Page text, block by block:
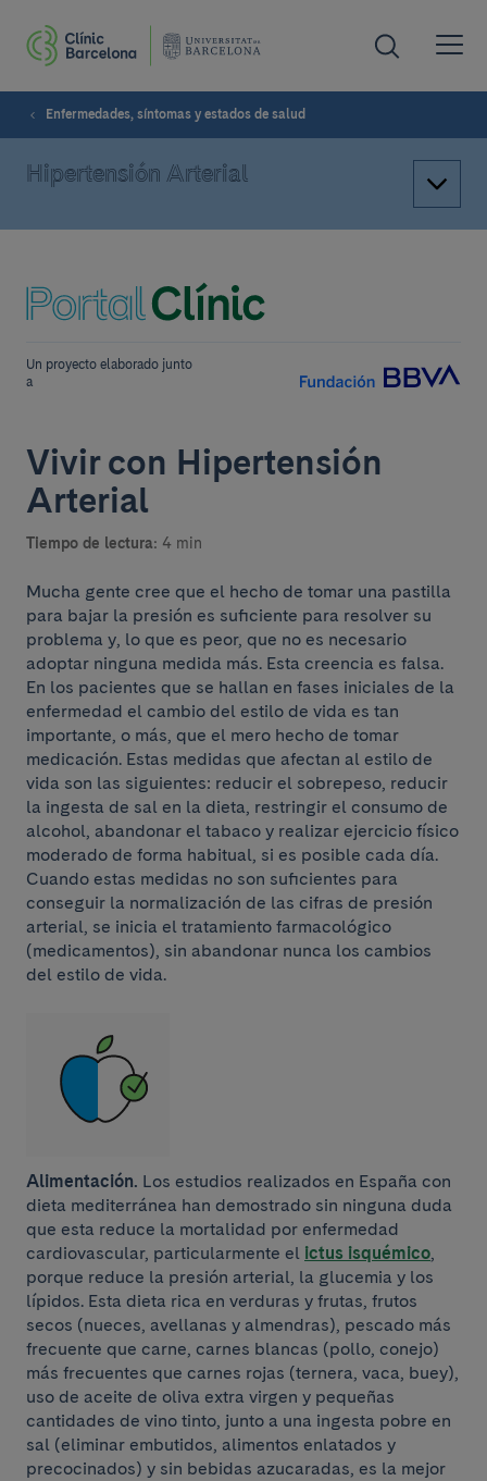
Enfermedades, síntomas y estados de salud
Hipertensión Arterial
Un proyecto elaborado junto
a
Vivir con Hipertensión
Arterial
Tiempo de lectura: 4 min
Mucha gente cree que el hecho de tomar una pastilla
para bajar la presión es suficiente para resolver su
problema y, lo que es peor, que no es necesario
adoptar ninguna medida más. Esta creencia es falsa.
En los pacientes que se hallan en fases iniciales de la
enfermedad el cambio del estilo de vida es tan
importante, o más, que el mero hecho de tomar
medicación. Estas medidas que afectan al estilo de
vida son las siguientes: reducir el sobrepeso, reducir
la ingesta de sal en la dieta, restringir el consumo de
alcohol, abandonar el tabaco y realizar ejercicio físico
moderado de forma habitual, si es posible cada día.
Cuando estas medidas no son suficientes para
conseguir la normalización de las cifras de presión
arterial, se inicia el tratamiento farmacológico
(medicamentos), sin abandonar nunca los cambios
del estilo de vida.
Alimentación. Los estudios realizados en España con
dieta mediterránea han demostrado sin ninguna duda
que esta reduce la mortalidad por enfermedad
cardiovascular, particularmente el ictus isquémico,
porque reduce la presión arterial, la glucemia y los
lípidos. Esta dieta rica en verduras y frutas, frutos
secos (nueces, avellanas y almendras), pescado más
frecuente que carne, carnes blancas (pollo, conejo)
más frecuentes que carnes rojas (ternera, vaca, buey),
uso de aceite de oliva extra virgen y pequeñas
cantidades de vino tinto, junto a una ingesta pobre en
sal (eliminar embutidos, alimentos enlatados y
precocinados) y sin bebidas azucaradas, es la mejor